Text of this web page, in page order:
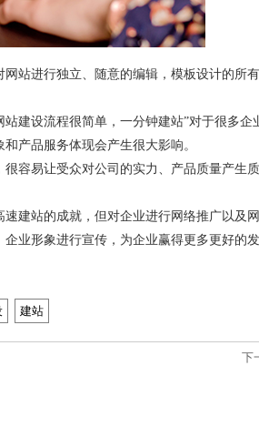
站进行独立、随意的编辑，模板设计的所
建设流程很简单，一分钟建站”对于很多
产品服务体现会产生很大影响。
容易让受众对公司的实力、产品质量产生
建站的成就，但对企业进行网络推广以及
业形象进行宣传，为企业赢得更多更好的
建站
下